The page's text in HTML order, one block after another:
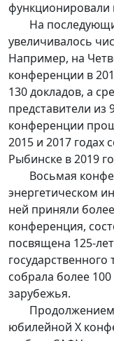
функционировали
На
увеличивалось
Например, на
конференции в
130 докладов, а
представители из
конференции
2015 и 2017 годах
Рыбинске в 2019
Восьмая
энергетическом
ней приняли
конференция,
посвящена 125-
государственного
собрала более
зарубежья.
Продолжением
юбилейной X